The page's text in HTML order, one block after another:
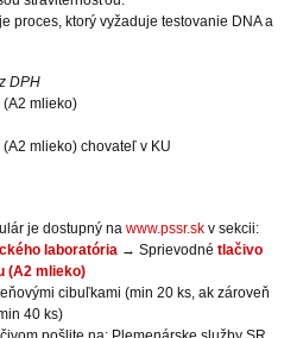
proces, ktorý vyžaduje testovanie DNA a
DPH
mlieko)
mlieko) chovateľ v KU
je dostupný na www.pssr.sk v sekcii:
laboratória → Sprievodné tlačivo
(A2 mlieko)
cibuľkami (min 20 ks, ak zároveň
40 ks)